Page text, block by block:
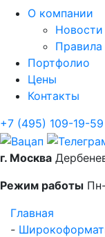
О компании
Новости
Портфолио
Цены
Контакты
+7 (495) 109-19-59
г. Москва
Режим работы
Главная
-